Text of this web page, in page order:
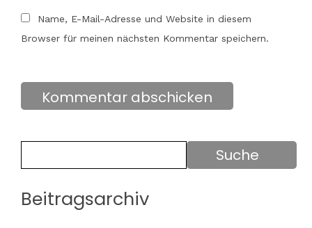
Name, E-Mail-Adresse und Website in diesem
Browser für meinen nächsten Kommentar speichern.
Beitragsarchiv